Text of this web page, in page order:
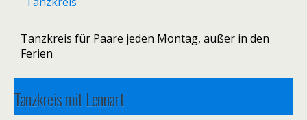
Tanzkreis für Paare jeden Montag, außer in den
Ferien
Tanzkreis mit Lennart